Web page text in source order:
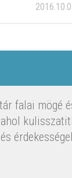
falai mögé